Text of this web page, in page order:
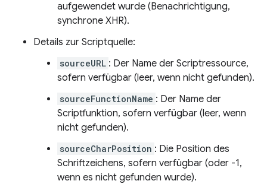
aufgewendet wurde (Benachrichtigung,
synchrone XHR).
Details zur Scriptquelle:
sourceURL : Der Name der Scriptressource,
sofern verfügbar (leer, wenn nicht gefunden).
sourceFunctionName : Der Name der
Scriptfunktion, sofern verfügbar (leer, wenn
nicht gefunden).
sourceCharPosition : Die Position des
Schriftzeichens, sofern verfügbar (oder -1,
wenn es nicht gefunden wurde).